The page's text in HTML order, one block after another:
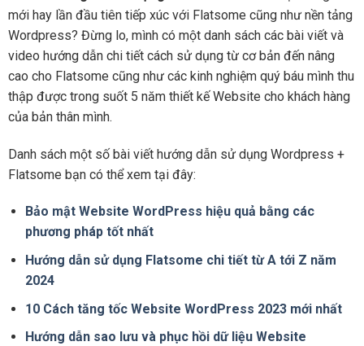
mới hay lần đầu tiên tiếp xúc với Flatsome cũng như nền tảng
Wordpress? Đừng lo, mình có một danh sách các bài viết và
video hướng dẫn chi tiết cách sử dụng từ cơ bản đến nâng
cao cho Flatsome cũng như các kinh nghiệm quý báu mình thu
thập được trong suốt 5 năm thiết kế Website cho khách hàng
của bản thân mình.
Danh sách một số bài viết hướng dẫn sử dụng Wordpress +
Flatsome bạn có thể xem tại đây:
Bảo mật Website WordPress hiệu quả bằng các
phương pháp tốt nhất
Hướng dẫn sử dụng Flatsome chi tiết từ A tới Z năm
2024
10 Cách tăng tốc Website WordPress 2023 mới nhất
Hướng dẫn sao lưu và phục hồi dữ liệu Website